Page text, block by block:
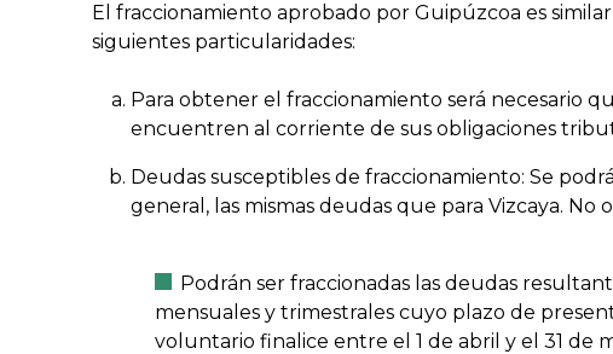
El fraccionamiento aprobado por Guipúzcoa es
siguientes particularidades:
Para obtener el fraccionamiento será necesario
encuentren al corriente de sus obligaciones
Deudas susceptibles de fraccionamiento: Se
general, las mismas deudas que para Vizcaya. No
Podrán ser fraccionadas las deudas
mensuales y trimestrales cuyo plazo de
voluntario finalice entre el 1 de abril y el 31 de